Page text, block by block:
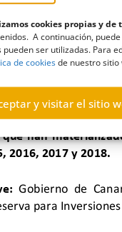
cookies propias y de
A continuación,
pueden ser utilizadas. Para
de cookiesde nuestro sitio
y visitar el sitio